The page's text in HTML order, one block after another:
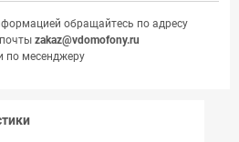
обращайтесь по адресу
zakaz@vdomofony.ru
по месенджеру